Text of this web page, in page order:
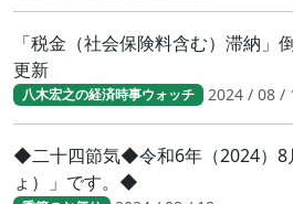
「税金（社会保険料含む）滞納
更新
八木宏之の経済時事ウォッチ 2024 / 08 /
◆二十四節気◆令和6年（2024）8
ょ）」です。◆